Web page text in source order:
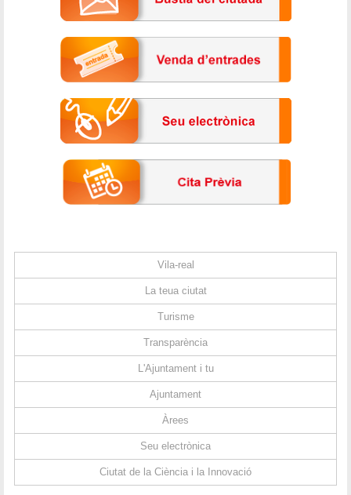
Vila-real
La teua ciutat
Turisme
Transparència
L'Ajuntament i tu
Ajuntament
Àrees
Seu electrònica
Ciutat de la Ciència i la Innovació